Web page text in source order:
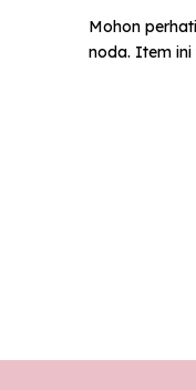
Mohon
noda. Item